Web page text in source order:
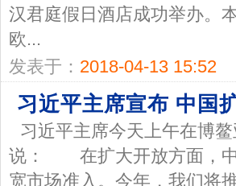
汉君庭假日酒店成功举办。
欧...
发表于： 2018-04-13 15:52
习近平主席宣布 中国
习近平主席今天上午在博
说： 在扩大开放方面，
宽市场准入。今年，我们将